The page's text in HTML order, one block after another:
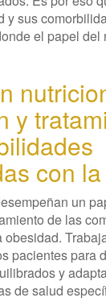
y sus
el papel del
y
con
un
de las
pacientes para
y
de salud